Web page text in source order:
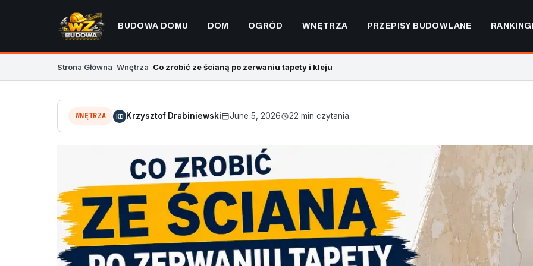
BUDOWA DOMU DOM OGRÓD WNĘTRZA PRZEPISY BUDOWLANE
Strona Główna–Wnętrza–Co zrobić ze ścianą po zerwaniu tapety i kleju
WNĘTRZA KD Krzysztof Drabiniewski June 5, 2026 22 min czytania